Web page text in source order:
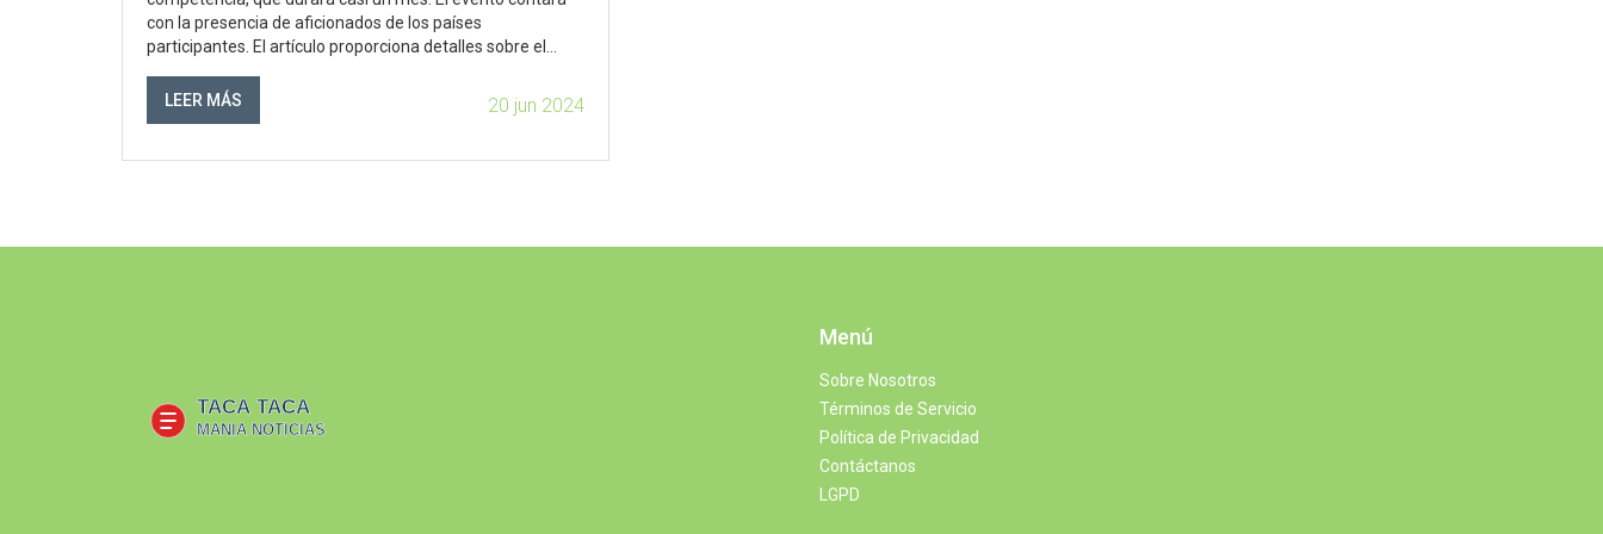
con la presencia de aficionados de los países
participantes. El artículo proporciona detalles sobre el
LEER MÁS
20 jun 2024
Menú
Sobre Nosotros
Términos de Servicio
Política de Privacidad
Contáctanos
LGPD